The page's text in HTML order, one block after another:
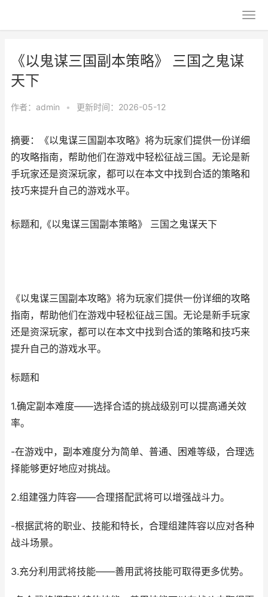
《以鬼谋三国副本策略》 三国之鬼谋
天下
作者： admin • 更新时间：2026-05-12
摘要：《以鬼谋三国副本攻略》将为玩家们提供一份详细
的攻略指南，帮助他们在游戏中轻松征战三国。无论是新
手玩家还是资深玩家，都可以在本文中找到合适的策略和
技巧来提升自己的游戏水平。
标题和,《以鬼谋三国副本策略》 三国之鬼谋天下
《以鬼谋三国副本攻略》将为玩家们提供一份详细的攻略
指南，帮助他们在游戏中轻松征战三国。无论是新手玩家
还是资深玩家，都可以在本文中找到合适的策略和技巧来
提升自己的游戏水平。
标题和
1.确定副本难度——选择合适的挑战级别可以提高通关效
率。
-在游戏中，副本难度分为简单、普通、困难等级，合理选
择能够更好地应对挑战。
2.组建强力阵容——合理搭配武将可以增强战斗力。
-根据武将的职业、技能和特长，合理组建阵容以应对各种
战斗场景。
3.充分利用武将技能——善用武将技能可取得更多优势。